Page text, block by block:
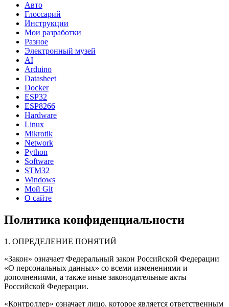
Авто
Глоссарий
Инструкции
Мои разработки
Разное
Электронный музей
AI
Arduino
Datasheet
Docker
ESP32
ESP8266
Hardware
Linux
Mikrotik
Network
Python
Software
STM32
Windows
Мой Git
О сайте
Политика конфиденциальности
1. ОПРЕДЕЛЕНИЕ ПОНЯТИЙ
«Закон» означает Федеральный закон Российской Федерации
«О персональных данных» со всеми изменениями и
дополнениями, а также иные законодательные акты
Российской Федерации.
«Контроллер» означает лицо, которое является ответственным